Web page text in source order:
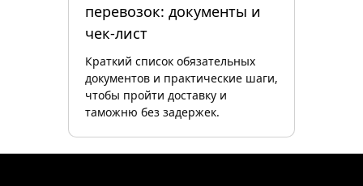
перевозок: документы и
чек‑лист
Краткий список обязательных
документов и практические шаги,
чтобы пройти доставку и
таможню без задержек.